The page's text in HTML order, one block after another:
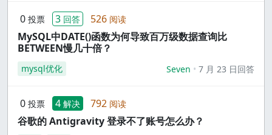
0 投票 3 回答 526 阅读
MySQL中DATE()函数为何导致百万级数据查询比
BETWEEN慢几十倍？
mysql优化 Seven 7 月 23 日回答
0 投票 4 解决 792 阅读
谷歌的 Antigravity 登录不了账号怎么办？